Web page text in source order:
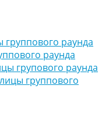
раунда
раунда
групового раунда
группового